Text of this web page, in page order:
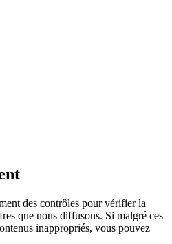
des contrôles pour vérifier la
que nous diffusons. Si malgré ces
inappropriés, vous pouvez